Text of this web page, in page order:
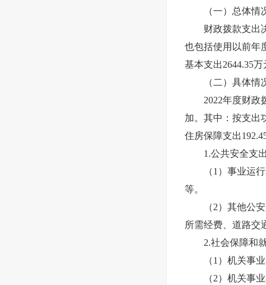
（一）总体情
财政拨款支出决
也包括使用以前年
基本支出2644.35
（二）具体情
2022年度财政拨
加。其中：按支出
住房保障支出
1.公共安全支出
（1）事业运行
等。
（2）其他公安
所需经费、道路交
2.社会保障和就
（1）机关事业
（2）机关事业